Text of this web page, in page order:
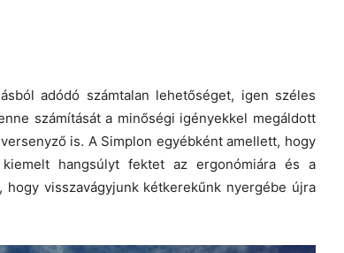
adódó számtalan lehetőséget, igen széles
számítását a minőségi igényekkel megáldott
is. A Simplon egyébként amellett, hogy
hangsúlyt fektet az ergonómiára és a
visszavágyjunk kétkerekűnk nyergébe újra